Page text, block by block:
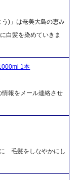
)」は奄美大島の恵み
白髪を染めていきま
1本
報をメール連絡させ
毛髪をしなやかにし